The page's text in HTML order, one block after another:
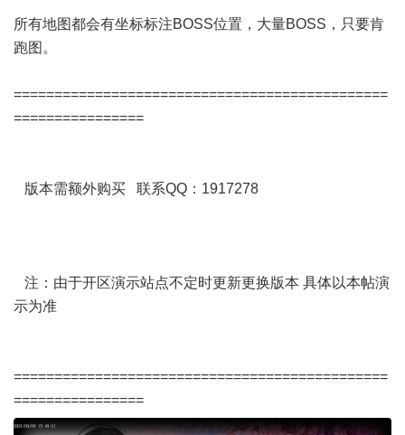
所有地图都会有坐标标注BOSS位置，大量BOSS，只要肯
跑图。
==============================================
================
版本需额外购买 联系QQ：1917278
注：由于开区演示站点不定时更新更换版本 具体以本帖演
示为准
==============================================
================